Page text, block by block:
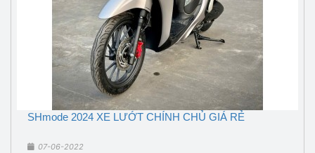
SHmode 2024 XE LƯỚT CHÍNH CHỦ GIÁ RẺ
07-06-2022